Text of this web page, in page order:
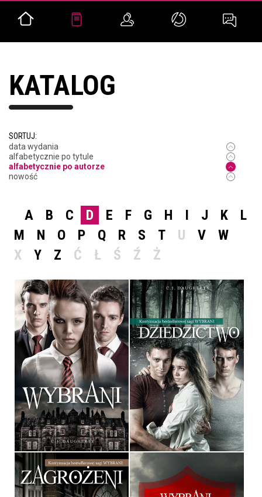
KATALOG
SORTUJ:
data wydania
alfabetycznie po tytule
alfabetycznie po autorze
nowość
A B C D E F G H I J K
L
M
N O P Q R S T U V
W
X
Y Z Ć Ł Ś Ź Ż
WYBRANI
C.J. DAUGHERTY
OPRAWA MIĘKKA
34,90 ZŁ
DZIEDZICTWO
C.J. DAUGHERTY
OPRAWA MIĘKKA
34,90 ZŁ